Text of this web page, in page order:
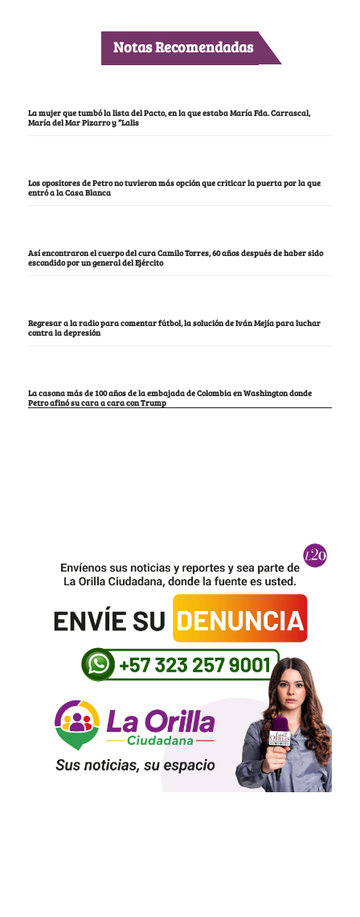
Notas Recomendadas
La mujer que tumbó la lista del Pacto, en la que estaba María Fda. Carrascal,
María del Mar Pizarro y “Lalis
Los opositores de Petro no tuvieron más opción que criticar la puerta por la que
entró a la Casa Blanca
Así encontraron el cuerpo del cura Camilo Torres, 60 años después de haber sido
escondido por un general del Ejército
Regresar a la radio para comentar fútbol, la solución de Iván Mejía para luchar
contra la depresión
La casona más de 100 años de la embajada de Colombia en Washington donde
Petro afinó su cara a cara con Trump